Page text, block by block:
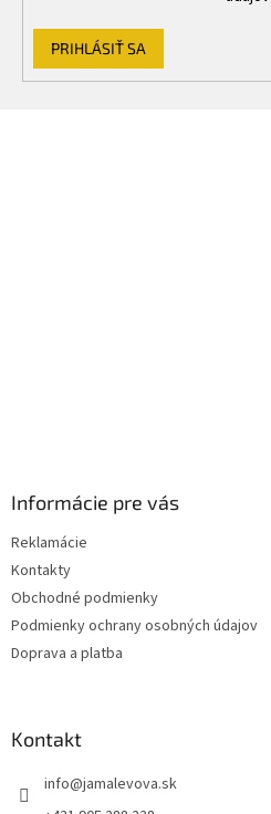
PRIHLÁSIŤ SA
Informácie pre vás
Reklamácie
Kontakty
Obchodné podmienky
Podmienky ochrany osobných údajov
Doprava a platba
Kontakt
info@jamalevova.sk